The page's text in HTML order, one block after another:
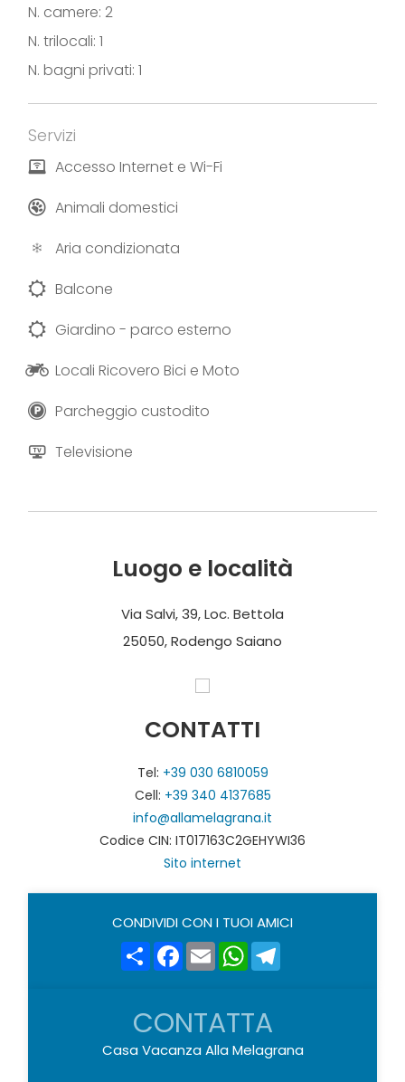
N. camere: 2
N. trilocali: 1
N. bagni privati: 1
Servizi
Accesso Internet e Wi-Fi
Animali domestici
Aria condizionata
Balcone
Giardino - parco esterno
Locali Ricovero Bici e Moto
Parcheggio custodito
Televisione
Luogo e località
Via Salvi, 39, Loc. Bettola
25050, Rodengo Saiano
CONTATTI
Tel: +39 030 6810059
Cell: +39 340 4137685
info@allamelagrana.it
Codice CIN: IT017163C2GEHYWI36
Sito internet
CONDIVIDI CON I TUOI AMICI
ShareFacebook
EmailWhatsApp
CONTATTA
Casa Vacanza Alla Melagrana